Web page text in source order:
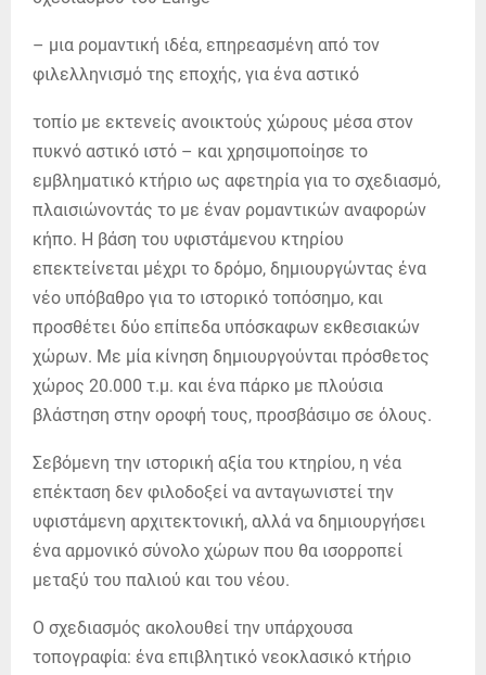
– µια ροµαντική ιδέα, επηρεασµένη από τον
φιλελληνισµό της εποχής, για ένα αστικό
τοπίο µε εκτενείς ανοικτούς χώρους µέσα στον
πυκνό αστικό ιστό – και χρησιµοποίησε το
εµβληµατικό κτήριο ως αφετηρία για το σχεδιασµό,
πλαισιώνοντάς το µε έναν ροµαντικών αναφορών
κήπο. Η βάση του υφιστάµενου κτηρίου
επεκτείνεται µέχρι το δρόµο, δηµιουργώντας ένα
νέο υπόβαθρο για το ιστορικό τοπόσηµο, και
προσθέτει δύο επίπεδα υπόσκαφων εκθεσιακών
χώρων. Με µία κίνηση δηµιουργούνται πρόσθετος
χώρος 20.000 τ.µ. και ένα πάρκο µε πλούσια
βλάστηση στην οροφή τους, προσβάσιµο σε όλους.
Σεβόµενη την ιστορική αξία του κτηρίου, η νέα
επέκταση δεν φιλοδοξεί να ανταγωνιστεί την
υφιστάµενη αρχιτεκτονική, αλλά να δηµιουργήσει
ένα αρµονικό σύνολο χώρων που θα ισορροπεί
µεταξύ του παλιού και του νέου.
Ο σχεδιασµός ακολουθεί την υπάρχουσα
τοπογραφία: ένα επιβλητικό νεοκλασικό κτήριο